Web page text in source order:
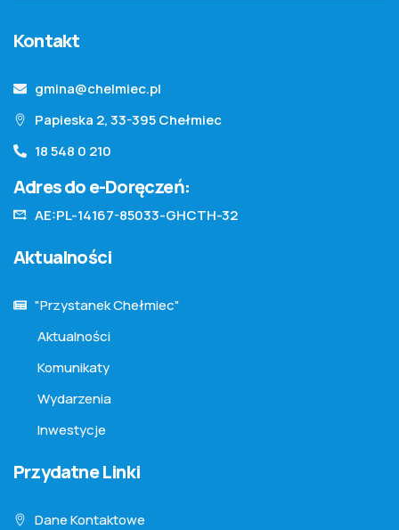
Kontakt
gmina@chelmiec.pl
Papieska 2, 33-395 Chełmiec
18 548 0 210
Adres do e-Doręczeń:
AE:PL-14167-85033-GHCTH-32
Aktualności
"Przystanek Chełmiec"
Aktualności
Komunikaty
Wydarzenia
Inwestycje
Przydatne Linki
Dane Kontaktowe